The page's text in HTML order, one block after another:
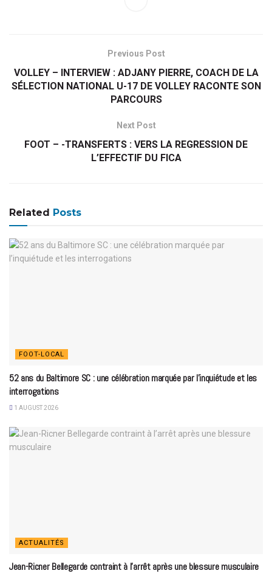
Previous Post
VOLLEY – INTERVIEW : ADJANY PIERRE, COACH DE LA
SÉLECTION NATIONAL U-17 DE VOLLEY RACONTE SON
PARCOURS
Next Post
FOOT – -TRANSFERTS : VERS LA REGRESSION DE
L’EFFECTIF DU FICA
Related Posts
FOOT-LOCAL
52 ans du Baltimore SC : une célébration marquée par l’inquiétude et les
interrogations
1 AUGUST 2026
ACTUALITÉS
Jean-Ricner Bellegarde contraint à l’arrêt après une blessure musculaire